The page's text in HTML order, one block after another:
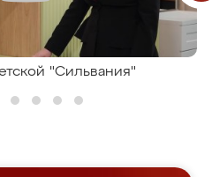
"Сильвания"